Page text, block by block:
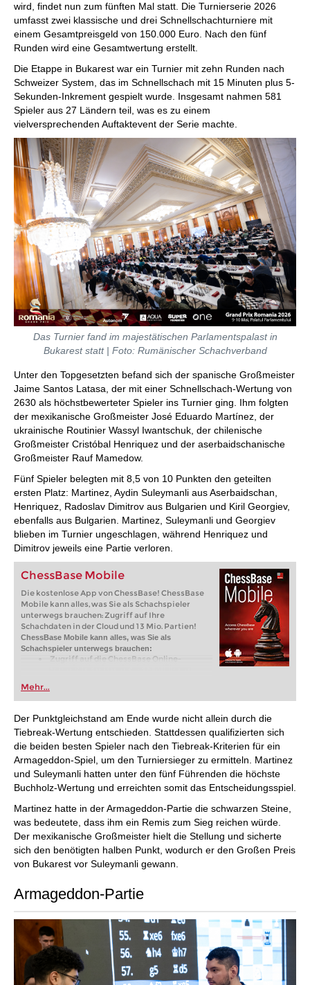
wird, findet nun zum fünften Mal statt. Die Turnierserie 2026
umfasst zwei klassische und drei Schnellschachturniere mit
einem Gesamtpreisgeld von 150.000 Euro. Nach den fünf
Runden wird eine Gesamtwertung erstellt.
Die Etappe in Bukarest war ein Turnier mit zehn Runden nach
Schweizer System, das im Schnellschach mit 15 Minuten plus 5-
Sekunden-Inkrement gespielt wurde. Insgesamt nahmen 581
Spieler aus 27 Ländern teil, was es zu einem
vielversprechenden Auftaktevent der Serie machte.
Das Turnier fand im majestätischen Parlamentspalast in
Bukarest statt | Foto: Rumänischer Schachverband
Unter den Topgesetzten befand sich der spanische Großmeister
Jaime Santos Latasa, der mit einer Schnellschach-Wertung von
2630 als höchstbewerteter Spieler ins Turnier ging. Ihm folgten
der mexikanische Großmeister José Eduardo Martínez, der
ukrainische Routinier Wassyl Iwantschuk, der chilenische
Großmeister Cristóbal Henriquez und der aserbaidschanische
Großmeister Rauf Mamedow.
Fünf Spieler belegten mit 8,5 von 10 Punkten den geteilten
ersten Platz: Martinez, Aydin Suleymanli aus Aserbaidschan,
Henriquez, Radoslav Dimitrov aus Bulgarien und Kiril Georgiev,
ebenfalls aus Bulgarien. Martinez, Suleymanli und Georgiev
blieben im Turnier ungeschlagen, während Henriquez und
Dimitrov jeweils eine Partie verloren.
ChessBase Mobile
Die kostenlose App von ChessBase! ChessBase
Mobile kann alles, was Sie als Schachspieler
unterwegs brauchen: Zugriff auf Ihre
Schachdaten in der Cloud und 13 Mio. Partien!
ChessBase Mobile kann alles, was Sie als
Schachspieler unterwegs brauchen:
Zugriff auf die ChessBase Online-
Stellungen, Eröffnungen etc.
Synchronisieren Sie Ihre persönlichen
Datenbanken über alle Geräte
Analysieren Sie Ihre Partien mit der
eingebauten Engine
Live-Eröffnungsbuch: Nutzen Sie die
umfassendste und aktuellste Statistik für
jede Eröffnungsstellung
Zugriff auf Ihr Eröffnungsrepertoire in
der Cloud: Erstellen und bearbeiten Sie Ihr
persönliches Eröffnungsrepertoire
300 Eröffnungsübersichten mit
Repertoirevorschlägen: Einsteigen in
neue Systeme!
Modi.
Erweiterte Notation: Fügen Sie
Kommentare, Symbole, Varianten, Pfeile
Erweiterte Freigabeoptionen: Teilen Sie
Partien und Stellungen per Link, Bild, GIF,
FEN oder QR-Code
PGN-Kompatibilität: Hoch- und
Herunterladen von Spielen oder
Datenbanken als PGN-Dateien
Mehr...
Der Punktgleichstand am Ende wurde nicht allein durch die
Tiebreak-Wertung entschieden. Stattdessen qualifizierten sich
die beiden besten Spieler nach den Tiebreak-Kriterien für ein
Armageddon-Spiel, um den Turniersieger zu ermitteln. Martinez
und Suleymanli hatten unter den fünf Führenden die höchste
Buchholz-Wertung und erreichten somit das Entscheidungsspiel.
Martinez hatte in der Armageddon-Partie die schwarzen Steine,
was bedeutete, dass ihm ein Remis zum Sieg reichen würde.
Der mexikanische Großmeister hielt die Stellung und sicherte
sich den benötigten halben Punkt, wodurch er den Großen Preis
von Bukarest vor Suleymanli gewann.
Armageddon-Partie